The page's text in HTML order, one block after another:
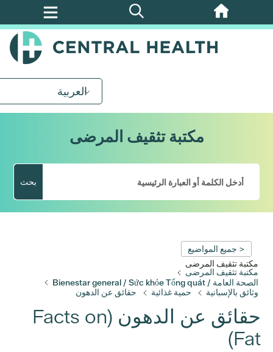
تخطي
العربية
مكتبة تثقيف المرضى
بحث
< جميع المواضيع
مكتبة تثقيف المرضى
مكتبة تثقيف المرضى
الصحة العامة / Bienestar general / Sức khỏe Tổng quát
وثائق بالإسبانية
حمية غذائية حقائق عن الدهون
حقائق عن الدهون (Facts on
Fat)